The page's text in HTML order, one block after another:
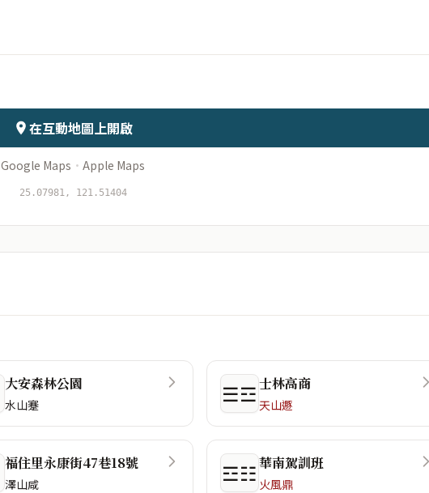
在互動地圖上開啟
Google Maps · Apple Maps
25.07981, 121.51404
大安森林公園
水山蹇 ☰☲士林高商
天山遯
福住里永康街47巷18號
澤山咸 ☲☷華南駕訓班
火風鼎